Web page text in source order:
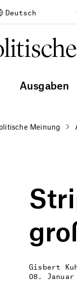
Ausgaben
Meinung
Gisbert
08. Januar